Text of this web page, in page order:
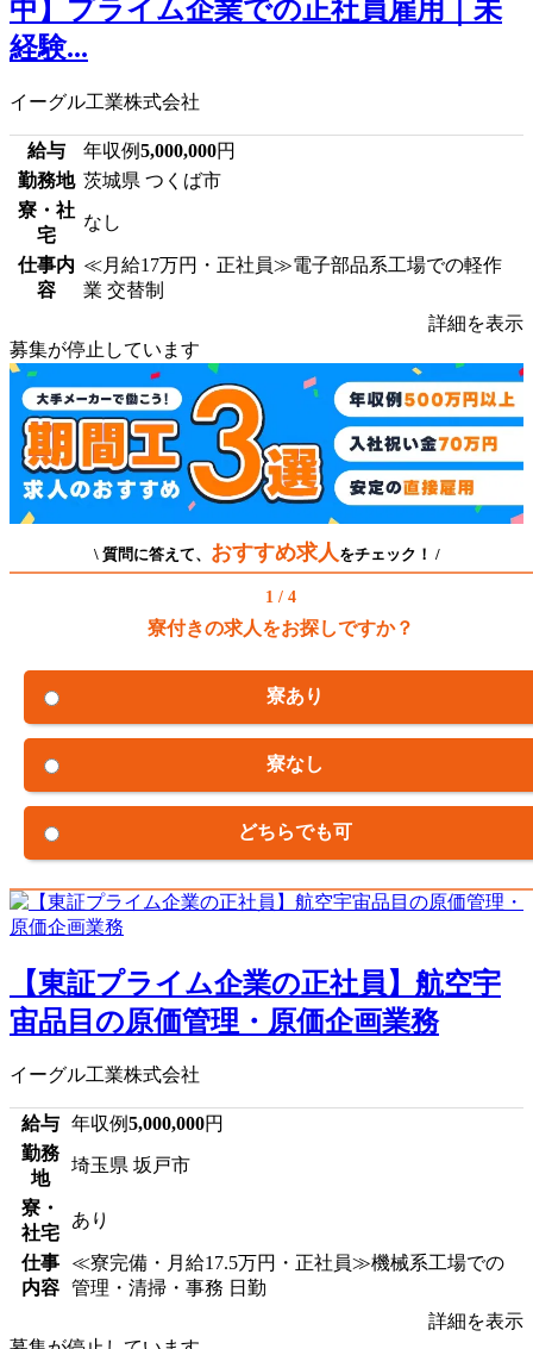
中】プライム企業での正社員雇用｜未
経験...
イーグル工業株式会社
給与 年収例5,000,000円
勤務地 茨城県 つくば市
寮・社
宅
なし
仕事内
容
≪月給17万円・正社員≫電子部品系工場での軽作
業 交替制
詳細を表示
募集が停止しています
\ 質問に答えて、 おすすめ求人 をチェック！ /
1 / 4
寮付きの求人をお探しですか？
寮あり
寮なし
どちらでも可
【東証プライム企業の正社員】航空宇
宙品目の原価管理・原価企画業務
イーグル工業株式会社
給与 年収例5,000,000円
勤務
地
埼玉県 坂戸市
寮・
社宅
あり
仕事
内容
≪寮完備・月給17.5万円・正社員≫機械系工場での
管理・清掃・事務 日勤
詳細を表示